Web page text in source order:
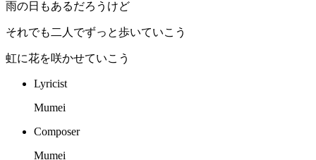
雨の日もあるだろうけど
それでも二人でずっと歩いていこう
虹に花を咲かせていこう
Lyricist
Mumei
Composer
Mumei